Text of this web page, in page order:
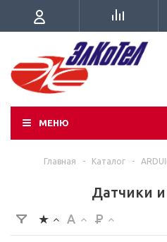
МЕНЮ
Главная - Каталог -
Датчики